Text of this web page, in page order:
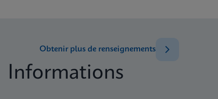
Brochure
Informations
Obtenir plus de renseignements